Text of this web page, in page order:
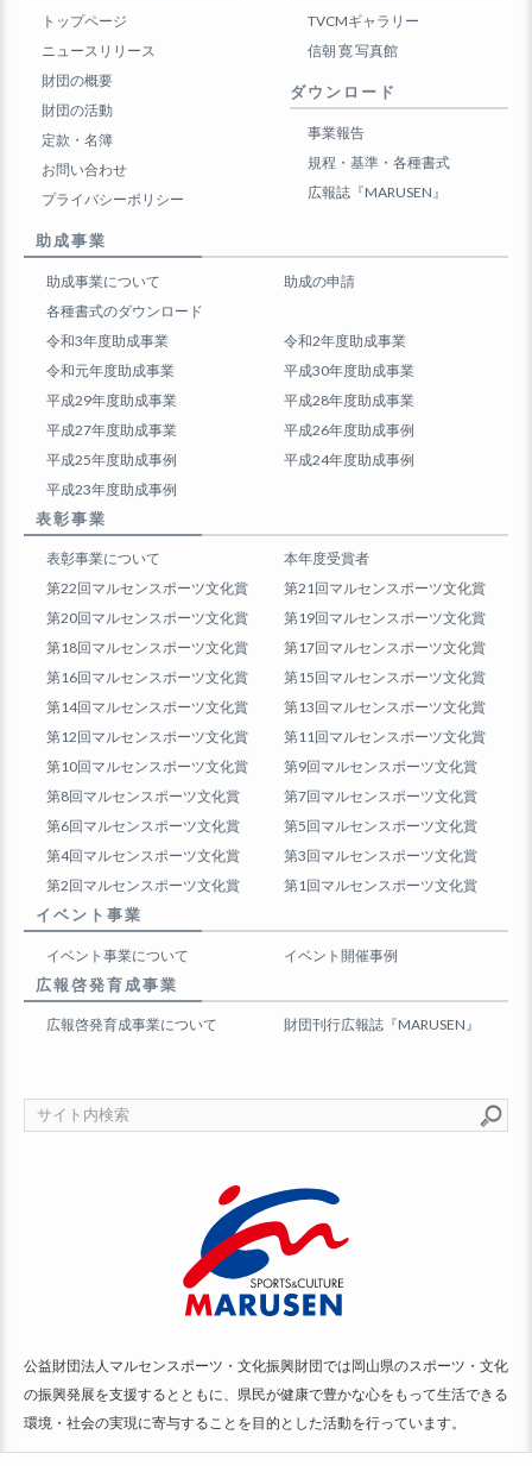
トップページ
ニュースリリース
財団の概要
財団の活動
定款・名簿
お問い合わせ
プライバシーポリシー
TVCMギャラリー
信朝 寛 写真館
ダウンロード
事業報告
規程・基準・各種書式
広報誌『MARUSEN』
助成事業
助成事業について
助成の申請
各種書式のダウンロード
令和3年度助成事業
令和2年度助成事業
令和元年度助成事業
平成30年度助成事業
平成29年度助成事業
平成28年度助成事業
平成27年度助成事業
平成26年度助成事例
平成25年度助成事例
平成24年度助成事例
平成23年度助成事例
表彰事業
表彰事業について
本年度受賞者
第22回マルセンスポーツ文化賞
第21回マルセンスポーツ文化賞
第20回マルセンスポーツ文化賞
第19回マルセンスポーツ文化賞
第18回マルセンスポーツ文化賞
第17回マルセンスポーツ文化賞
第16回マルセンスポーツ文化賞
第15回マルセンスポーツ文化賞
第14回マルセンスポーツ文化賞
第13回マルセンスポーツ文化賞
第12回マルセンスポーツ文化賞
第11回マルセンスポーツ文化賞
第10回マルセンスポーツ文化賞
第9回マルセンスポーツ文化賞
第8回マルセンスポーツ文化賞
第7回マルセンスポーツ文化賞
第6回マルセンスポーツ文化賞
第5回マルセンスポーツ文化賞
第4回マルセンスポーツ文化賞
第3回マルセンスポーツ文化賞
第2回マルセンスポーツ文化賞
第1回マルセンスポーツ文化賞
イベント事業
イベント事業について イベント開催事例
広報啓発育成事業
広報啓発育成事業について 財団刊行広報誌『MARUSEN』
公益財団法人マルセンスポーツ・文化振興財団では岡山県のスポーツ・文化
の振興発展を支援するとともに、県民が健康で豊かな心をもって生活できる
環境・社会の実現に寄与することを目的とした活動を行っています。